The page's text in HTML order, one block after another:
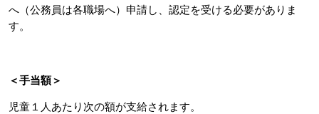
へ（公務員は各職場へ）申請し、認定を受ける必要がありま
す。
＜手当額＞
児童１人あたり次の額が支給されます。